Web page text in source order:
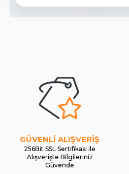
GÜVENLİ ALIŞVERİŞ
256Bit SSL Sertifikası ile
Alışverişte Bilgileriniz
Güvende